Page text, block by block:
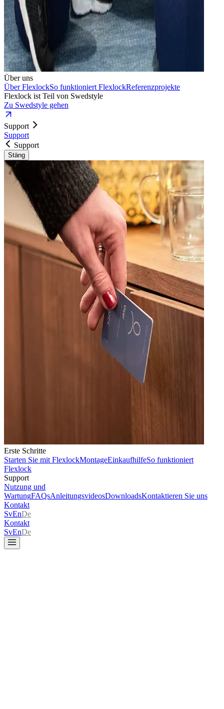
Über uns
Über FlexlockSo funktioniert FlexlockReferenzprojekte
Flexlock ist Teil von Swedstyle
Zu Swedstyle gehen
Support
Support
Support
Stäng
Erste Schritte
Starten Sie mit FlexlockMontageEinkaufhilfeSo funktioniert
Flexlock
Support
Nutzung und
WartungFAQsAnleitungsvideosDownloadsKontaktieren Sie uns
Kontakt
SvEnDe
Kontakt
SvEnDe